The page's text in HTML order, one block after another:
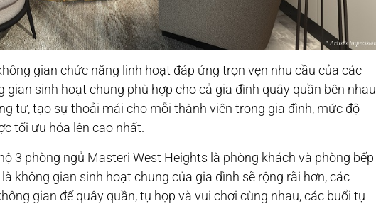
gian chức năng linh hoạt đáp ứng trọn vẹn nhu cầu của các
gian sinh hoạt chung phù hợp cho cả gia đình quây quần bên nhau
tư, tạo sự thoải mái cho mỗi thành viên trong gia đình, mức độ
tối ưu hóa lên cao nhất.
3 phòng ngủ Masteri West Heights là phòng khách và phòng bếp
không gian sinh hoạt chung của gia đình sẽ rộng rãi hơn, các
gian để quây quần, tụ họp và vui chơi cùng nhau, các buổi tụ